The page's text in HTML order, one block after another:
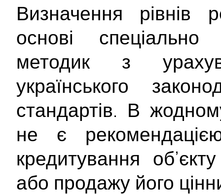
Визначення рівнів
основі спеціально
методик з
українського
стандартів. В
не є
кредитування
або продажу його